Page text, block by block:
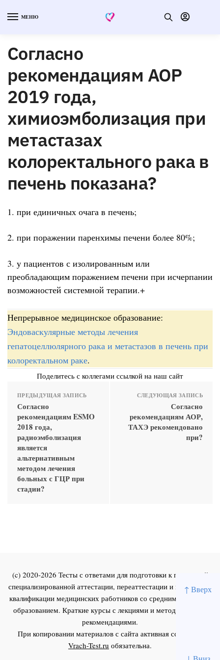
↑ Вверх
МЕНЮ
Согласно
рекомендациям АОР
2019 года,
химиоэмболизация при
метастазах
колоректального рака в
печень показана?
1. при единичных очага в печень;
2. при поражении паренхимы печени более 80%;
3. у пациентов с изолированным или
преобладающим поражением печени при исчерпании
возможностей системной терапии.+
Непрерывное медицинское образование:
Эндоваскулярные методы лечения
гепатоцеллюлярного рака и метастазов в печень при
колоректальном раке.
Поделитесь с коллегами ссылкой на наш сайт
ПРЕДЫДУЩАЯ ЗАПИСЬ
Согласно
рекомендациям ESMO
2018 года,
радиоэмболизация
является
альтернативным
методом лечения
больных с ГЦР при
стадии?
СЛЕДУЮЩАЯ ЗАПИСЬ
Согласно
рекомендациям АОР,
ТАХЭ рекомендовано
при?
(c) 2020-2026 Тесты с ответами для подготовки к первичной
специализированной аттестации, переаттестации и повышения
квалификации медицинских работников со средним и высшим
образованием. Краткие курсы с лекциями и методическими
рекомендациями.
При копировании материалов с сайта активная ссылка на
Vrach-Test.ru обязательна.